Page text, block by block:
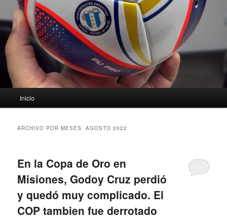
Inicio
ARCHIVO POR MESES:AGOSTO 2022
En la Copa de Oro en
Misiones, Godoy Cruz perdió
y quedó muy complicado. El
COP tambien fue derrotado